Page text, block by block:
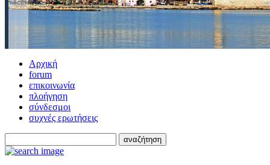
Αρχική
forum
επικοινωνία
πλοήγηση
σύνδεσμοι
συχνές ερωτήσεις